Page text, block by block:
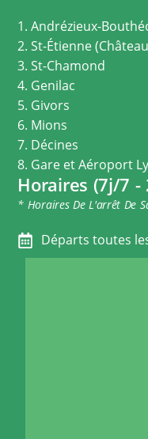
1. Andrézieux-
2. St-Étienne
3. St-Chamond
4. Genilac
5. Givors
6. Mions
7. Décines
8. Gare et Aéroport
Horaires (7j/7 -
* Horaires De L'arrêt De
Départs toutes